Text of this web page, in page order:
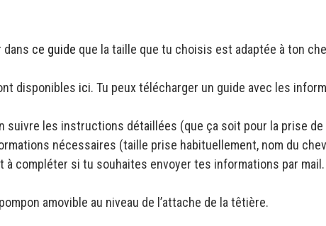
dans ce guide que la taille que tu choisis est adaptée à ton
disponibles ici. Tu peux télécharger un guide avec les
les instructions détaillées (que ça soit pour la prise
nécessaires (taille prise habituellement, nom du
compléter si tu souhaites envoyer tes informations par mail.
amovible au niveau de l’attache de la têtière.